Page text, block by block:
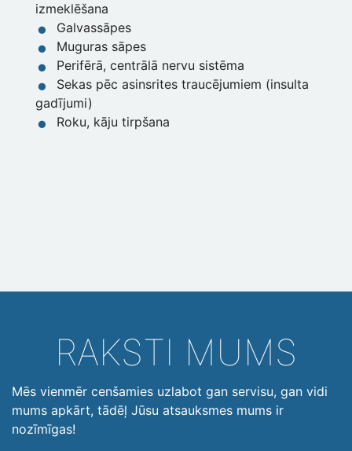
izmeklēšana
Galvassāpes
Muguras sāpes
Perifērā, centrālā nervu sistēma
Sekas pēc asinsrites traucējumiem (insulta
gadījumi)
Roku, kāju tirpšana
RAKSTI MUMS
Mēs vienmēr cenšamies uzlabot gan servisu, gan vidi
mums apkārt, tādēļ Jūsu atsauksmes mums ir
nozīmīgas!